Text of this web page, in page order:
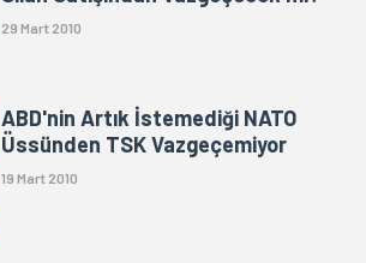
29 Mart 2010
ABD'nin Artık İstemediği NATO
Üssünden TSK Vazgeçemiyor
19 Mart 2010